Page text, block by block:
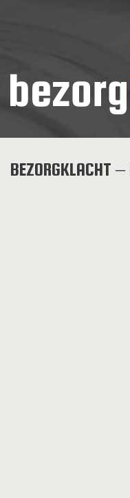
BEZORGKLACHT